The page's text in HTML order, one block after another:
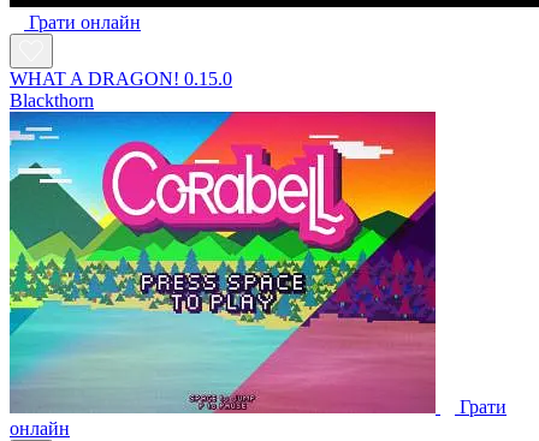
Грати онлайн
WHAT A DRAGON! 0.15.0
Blackthorn
Грати
онлайн